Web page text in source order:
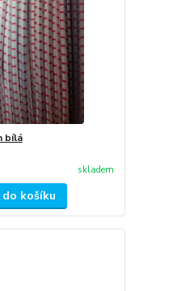
bílá
skladem
košíku